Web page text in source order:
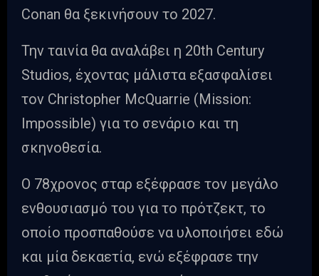
Conan θα ξεκινήσουν το 2027.
Την ταινία θα αναλάβει η 20th Century
Studios, έχοντας μάλιστα εξασφαλίσει
τον Christopher McQuarrie (Mission:
Impossible) για το σενάριο και τη
σκηνοθεσία.
Ο 78χρονος σταρ εξέφρασε τον μεγάλο
ενθουσιασμό του για το πρότζεκτ, το
οποίο προσπαθούσε να υλοποιήσει εδώ
και μία δεκαετία, ενώ εξέφρασε την